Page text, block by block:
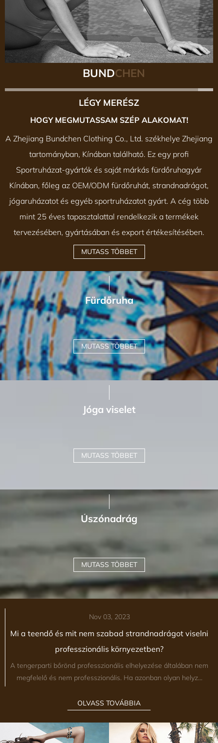
B U N D C H E N
LÉGY MERÉSZ
HOGY MEGMUTASSAM SZÉP ALAKOMAT!
A Zhejiang Bundchen Clothing Co., Ltd. székhelye Zhejiang
tartományban, Kínában található. Ez egy profi
Sportruházat-gyártók és saját márkás fürdőruhagyár
Kínában, főleg az OEM/ODM fürdőruhát, strandnadrágot,
jógaruházatot és egyéb sportruházatot gyárt. A cég több
mint 25 éves tapasztalattal rendelkezik a termékek
tervezésében, gyártásában és export értékesítésében.
MUTASS TÖBBET
Fürdőruha
MUTASS TÖBBET
Jóga viselet
MUTASS TÖBBET
Úszónadrág
MUTASS TÖBBET
Nov 03, 2023
Mi a teendő és mit nem szabad strandnadrágot viselni
professzionális környezetben?
A tengerparti bőrönd professzionális elhelyezése általában nem
megfelelő és nem professzionális. Ha azonban olyan helyz...
OLVASS TOVÁBBIA